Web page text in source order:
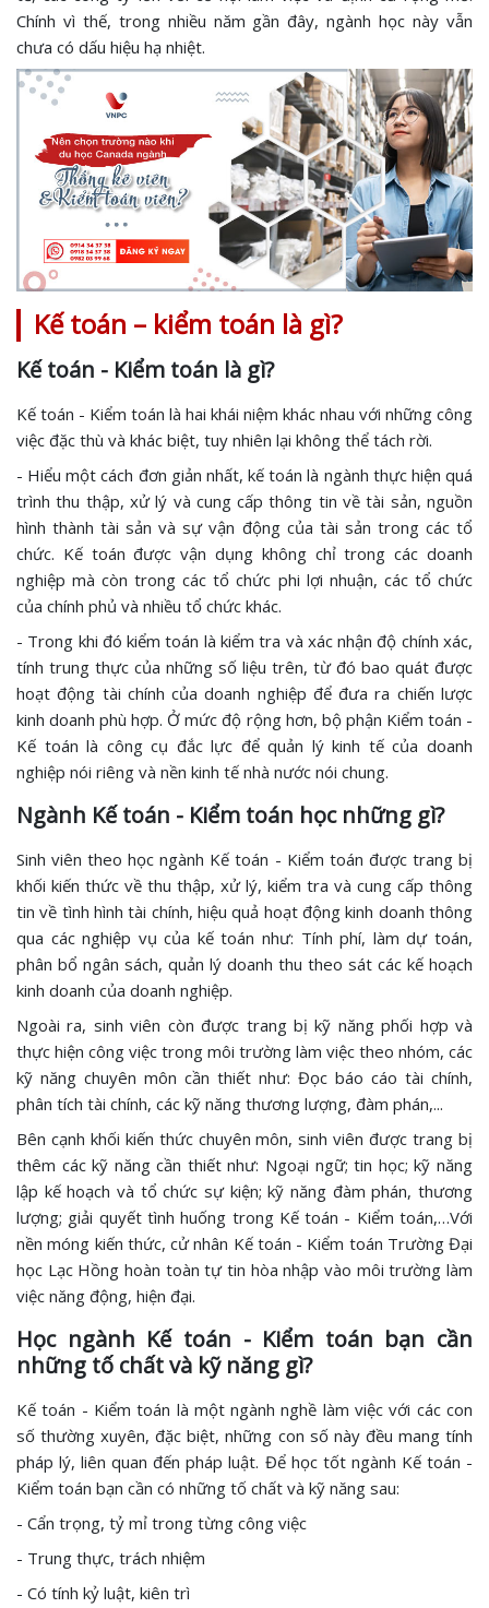
Chính vì thế, trong nhiều năm gần đây, ngành học này vẫn
chưa có dấu hiệu hạ nhiệt.
Kế toán – kiểm toán là gì?
Kế toán - Kiểm toán là gì?
Kế toán - Kiểm toán là hai khái niệm khác nhau với những công
việc đặc thù và khác biệt, tuy nhiên lại không thể tách rời.
- Hiểu một cách đơn giản nhất, kế toán là ngành thực hiện quá
trình thu thập, xử lý và cung cấp thông tin về tài sản, nguồn
hình thành tài sản và sự vận động của tài sản trong các tổ
chức. Kế toán được vận dụng không chỉ trong các doanh
nghiệp mà còn trong các tổ chức phi lợi nhuận, các tổ chức
của chính phủ và nhiều tổ chức khác.
- Trong khi đó kiểm toán là kiểm tra và xác nhận độ chính xác,
tính trung thực của những số liệu trên, từ đó bao quát được
hoạt động tài chính của doanh nghiệp để đưa ra chiến lược
kinh doanh phù hợp. Ở mức độ rộng hơn, bộ phận Kiểm toán -
Kế toán là công cụ đắc lực để quản lý kinh tế của doanh
nghiệp nói riêng và nền kinh tế nhà nước nói chung.
Ngành Kế toán - Kiểm toán học những gì?
Sinh viên theo học ngành Kế toán - Kiểm toán được trang bị
khối kiến thức về thu thập, xử lý, kiểm tra và cung cấp thông
tin về tình hình tài chính, hiệu quả hoạt động kinh doanh thông
qua các nghiệp vụ của kế toán như: Tính phí, làm dự toán,
phân bổ ngân sách, quản lý doanh thu theo sát các kế hoạch
kinh doanh của doanh nghiệp.
Ngoài ra, sinh viên còn được trang bị kỹ năng phối hợp và
thực hiện công việc trong môi trường làm việc theo nhóm, các
kỹ năng chuyên môn cần thiết như: Đọc báo cáo tài chính,
phân tích tài chính, các kỹ năng thương lượng, đàm phán,...
Bên cạnh khối kiến thức chuyên môn, sinh viên được trang bị
thêm các kỹ năng cần thiết như: Ngoại ngữ; tin học; kỹ năng
lập kế hoạch và tổ chức sự kiện; kỹ năng đàm phán, thương
lượng; giải quyết tình huống trong Kế toán - Kiểm toán,…Với
nền móng kiến thức, cử nhân Kế toán - Kiểm toán Trường Đại
học Lạc Hồng hoàn toàn tự tin hòa nhập vào môi trường làm
việc năng động, hiện đại.
Học ngành Kế toán - Kiểm toán bạn cần
những tố chất và kỹ năng gì?
Kế toán - Kiểm toán là một ngành nghề làm việc với các con
số thường xuyên, đặc biệt, những con số này đều mang tính
pháp lý, liên quan đến pháp luật. Để học tốt ngành Kế toán -
Kiểm toán bạn cần có những tố chất và kỹ năng sau:
- Cẩn trọng, tỷ mỉ trong từng công việc
- Trung thực, trách nhiệm
- Có tính kỷ luật, kiên trì